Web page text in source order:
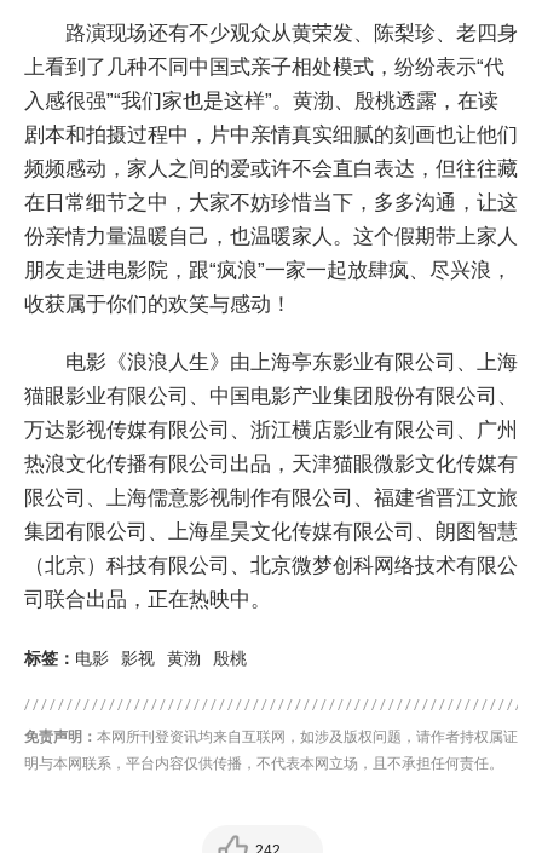
路演现场还有不少观众从黄荣发、陈梨珍、老四身
上看到了几种不同中国式亲子相处模式，纷纷表示“代
入感很强”“我们家也是这样”。黄渤、殷桃透露，在读
剧本和拍摄过程中，片中亲情真实细腻的刻画也让他们
频频感动，家人之间的爱或许不会直白表达，但往往藏
在日常细节之中，大家不妨珍惜当下，多多沟通，让这
份亲情力量温暖自己，也温暖家人。这个假期带上家人
朋友走进电影院，跟“疯浪”一家一起放肆疯、尽兴浪，
收获属于你们的欢笑与感动！
电影《浪浪人生》由上海亭东影业有限公司、上海
猫眼影业有限公司、中国电影产业集团股份有限公司、
万达影视传媒有限公司、浙江横店影业有限公司、广州
热浪文化传播有限公司出品，天津猫眼微影文化传媒有
限公司、上海儒意影视制作有限公司、福建省晋江文旅
集团有限公司、上海星昊文化传媒有限公司、朗图智慧
（北京）科技有限公司、北京微梦创科网络技术有限公
司联合出品，正在热映中。
标签： 电影 影视 黄渤 殷桃
免责声明： 本网所刊登资讯均来自互联网，如涉及版权问题，请作者持权属证
明与本网联系，平台内容仅供传播，不代表本网立场，且不承担任何责任。